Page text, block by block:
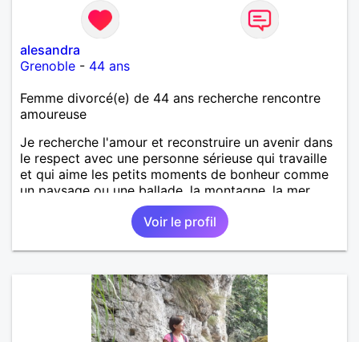
alesandra
Grenoble - 44 ans
Femme divorcé(e) de 44 ans recherche rencontre
amoureuse
Je recherche l'amour et reconstruire un avenir dans
le respect avec une personne sérieuse qui travaille
et qui aime les petits moments de bonheur comme
un paysage ou une ballade, la montagne, la mer,...
Je suis seule et je n'aime pas vraiment la solitude, je
ne laisserai pas de message sérieux sans y
Voir le profil